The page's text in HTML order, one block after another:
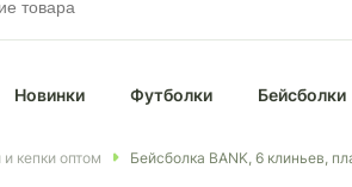
Новинки Футболки Бейсболки
кепки оптом Бейсболка BANK, 6 клиньев,